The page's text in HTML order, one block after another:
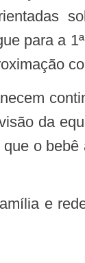
para a
da
o